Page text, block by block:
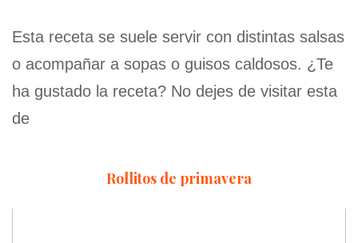
Esta receta se suele servir con distintas salsas
o acompañar a sopas o guisos caldosos. ¿Te
ha gustado la receta? No dejes de visitar esta
de
Rollitos de primavera